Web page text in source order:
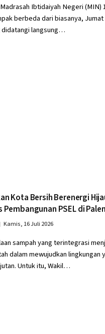
Ibtidaiyah Negeri (MIN)
berbeda dari biasanya,
langsung…
Kota Bersih Berenergi
Pembangunan PSEL di
Kamis, 16 Juli 2026
sampah yang terintegrasi
dalam mewujudkan lingkungan
Untuk itu, Wakil…